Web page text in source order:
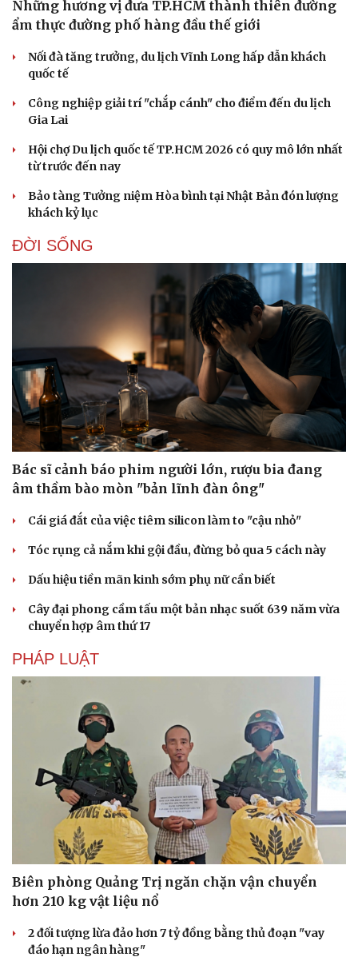
Tư vấn
Săn Tour
Đọc truyện đêm khuya
Kể chuyện cho bé
Hạt giống tâm hồn
Những hương vị đưa TP.HCM thành thiên đường
ẩm thực đường phố hàng đầu thế giới
Nối đà tăng trưởng, du lịch Vĩnh Long hấp dẫn khách
quốc tế
Công nghiệp giải trí "chắp cánh" cho điểm đến du lịch
Gia Lai
Hội chợ Du lịch quốc tế TP.HCM 2026 có quy mô lớn nhất
từ trước đến nay
Bảo tàng Tưởng niệm Hòa bình tại Nhật Bản đón lượng
khách kỷ lục
ĐỜI SỐNG
Bác sĩ cảnh báo phim người lớn, rượu bia đang
âm thầm bào mòn "bản lĩnh đàn ông"
Cái giá đắt của việc tiêm silicon làm to "cậu nhỏ"
Tóc rụng cả nắm khi gội đầu, đừng bỏ qua 5 cách này
Dấu hiệu tiền mãn kinh sớm phụ nữ cần biết
Cây đại phong cầm tấu một bản nhạc suốt 639 năm vừa
chuyển hợp âm thứ 17
PHÁP LUẬT
Biên phòng Quảng Trị ngăn chặn vận chuyển
hơn 210 kg vật liệu nổ
2 đối tượng lừa đảo hơn 7 tỷ đồng bằng thủ đoạn "vay
đáo hạn ngân hàng"